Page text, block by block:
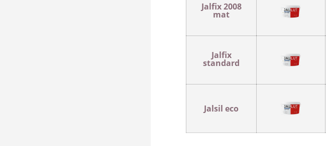
Jalfix 2008
mat
Jalfix
standard
Jalsil eco